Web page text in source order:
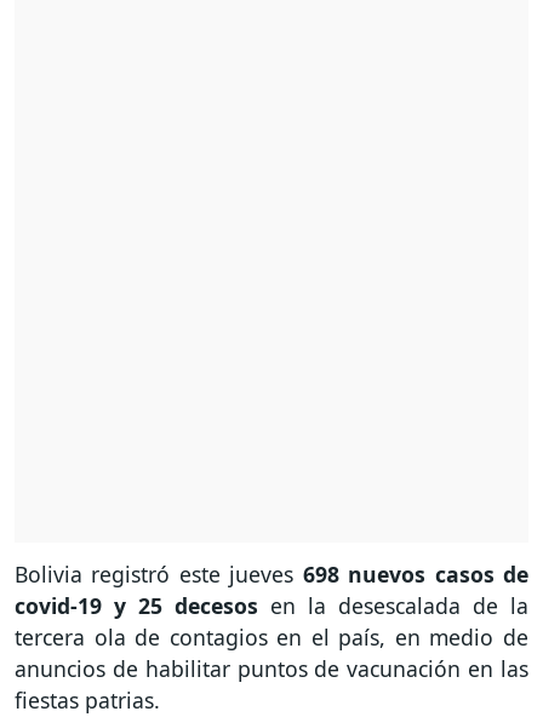
Bolivia registró este jueves 698 nuevos casos de
covid-19 y 25 decesos en la desescalada de la
tercera ola de contagios en el país, en medio de
anuncios de habilitar puntos de vacunación en las
fiestas patrias.